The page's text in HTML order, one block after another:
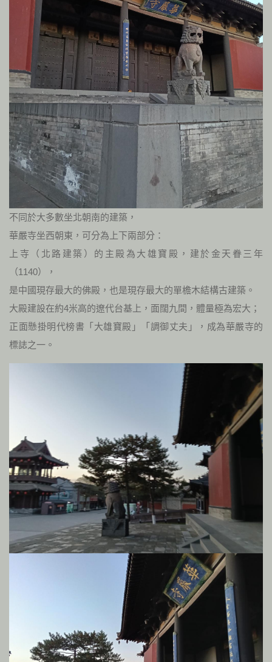
不同於大多數坐北朝南的建築，
華嚴寺坐西朝東，可分為上下兩部分：
上寺（北路建築）的主殿為大雄寶殿，建於金天眷三年
（1140），
是中國現存最大的佛殿，也是現存最大的單檐木結構古建築。
大殿建設在約4米高的遼代台基上，面闊九間，體量極為宏大；
正面懸掛明代榜書「大雄寶殿」「調御丈夫」，成為華嚴寺的
標誌之一。